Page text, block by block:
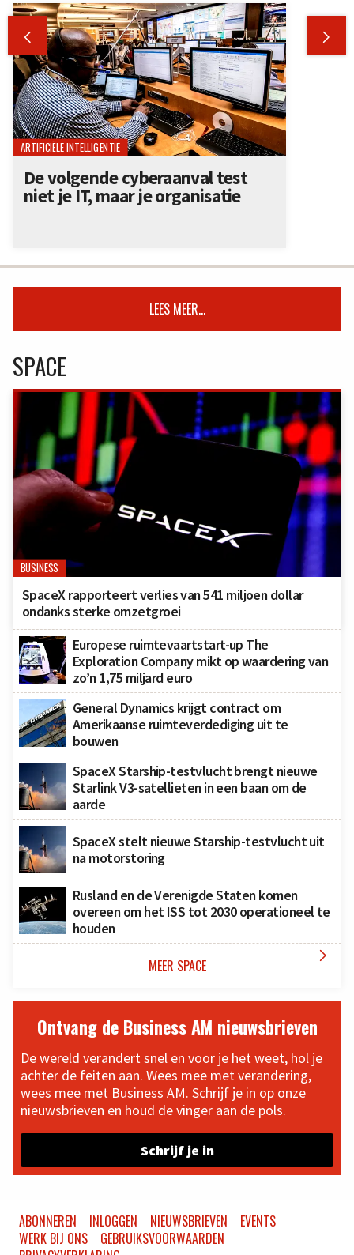
 
ARTIFICIËLE INTELLIGENTIE
De volgende cyberaanval test
niet je IT, maar je organisatie
LEES MEER...
SPACE
BUSINESS
SpaceX rapporteert verlies van 541 miljoen dollar
ondanks sterke omzetgroei
Europese ruimtevaartstart-up The
Exploration Company mikt op waardering van
zo’n 1,75 miljard euro
General Dynamics krijgt contract om
Amerikaanse ruimteverdediging uit te
bouwen
SpaceX Starship-testvlucht brengt nieuwe
Starlink V3-satellieten in een baan om de
aarde
SpaceX stelt nieuwe Starship-testvlucht uit
na motorstoring
Rusland en de Verenigde Staten komen
overeen om het ISS tot 2030 operationeel te
houden
MEER SPACE 
Ontvang de Business AM nieuwsbrieven
De wereld verandert snel en voor je het weet, hol je
achter de feiten aan. Wees mee met verandering,
wees mee met Business AM. Schrijf je in op onze
nieuwsbrieven en houd de vinger aan de pols.
Schrijf je in
ABONNEREN INLOGGEN NIEUWSBRIEVEN
EVENTS
WERK BIJ ONS
GEBRUIKSVOORWAARDEN